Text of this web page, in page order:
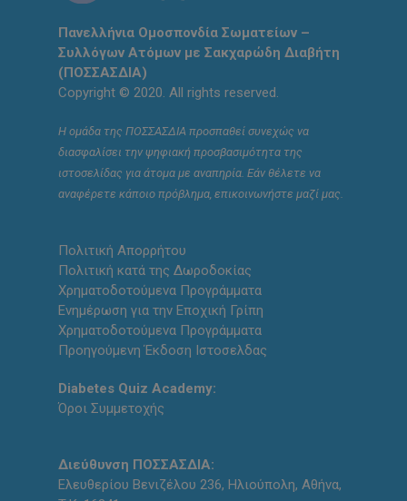
Πανελλήνια Ομοσπονδία Σωματείων –
Συλλόγων Ατόμων με Σακχαρώδη Διαβήτη
(ΠΟΣΣΑΣΔΙΑ)
Copyright © 2020. All rights reserved.
Η ομάδα της ΠΟΣΣΑΣΔΙΑ προσπαθεί συνεχώς να
διασφαλίσει την ψηφιακή προσβασιμότητα της
ιστοσελίδας για άτομα με αναπηρία. Εάν θέλετε να
αναφέρετε κάποιο πρόβλημα, επικοινωνήστε μαζί μας.
Πολιτική Απορρήτου
Πολιτική κατά της Δωροδοκίας
Χρηματοδοτούμενα Προγράμματα
Ενημέρωση για την Εποχική Γρίπη
Χρηματοδοτούμενα Προγράμματα
Προηγούμενη Έκδοση Ιστοσελδας
Diabetes Quiz Academy:
Όροι Συμμετοχής
Διεύθυνση ΠΟΣΣΑΣΔΙΑ:
Ελευθερίου Βενιζέλου 236, Ηλιούπολη, Αθήνα,